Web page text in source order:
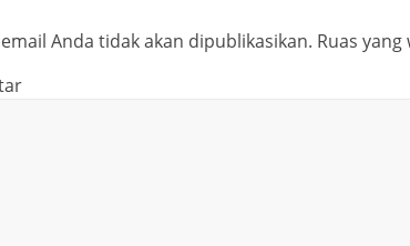
Anda tidak akan dipublikasikan. Ruas